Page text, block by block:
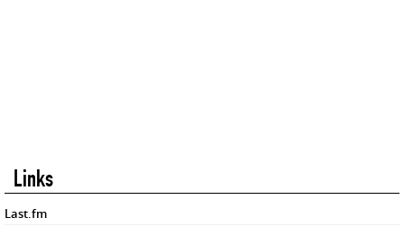
Links
Last.fm